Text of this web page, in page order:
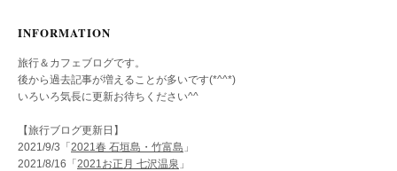
INFORMATION
旅行＆カフェブログです。
後から過去記事が増えることが多いです(*^^*)
いろいろ気長に更新お待ちください^^
【旅行ブログ更新日】
2021/9/3「2021春 石垣島・竹富島 」
2021/8/16「2021お正月 七沢温泉 」